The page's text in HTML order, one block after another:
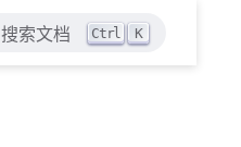
搜索文档 Ctrl K